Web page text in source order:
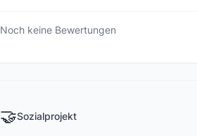
Noch keine Bewertungen
🤝Sozialprojekt